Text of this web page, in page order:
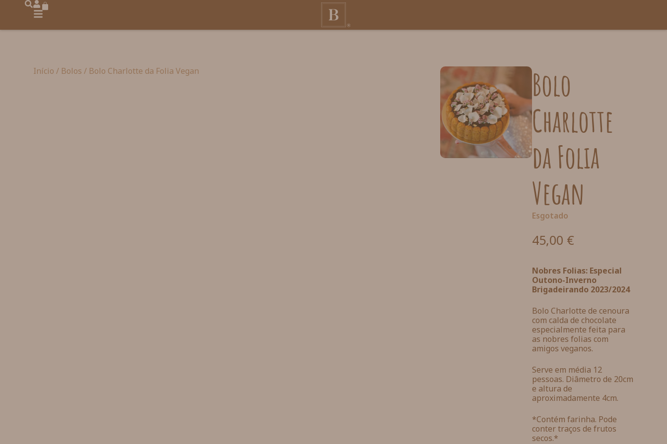
Início / Bolos / Bolo Charlotte da Folia Vegan
Bolo
Charlotte
da Folia
Vegan
45,00 €
Nobres Folias: Especial
Outono-Inverno
Brigadeirando 2023/2024
Bolo Charlotte de cenoura
com calda de chocolate
especialmente feita para
as nobres folias com
amigos veganos.
Serve em média 12
pessoas. Diâmetro de 20cm
e altura de
aproximadamente 4cm.
*Contém farinha. Pode
conter traços de frutos
secos.*
Esgotado